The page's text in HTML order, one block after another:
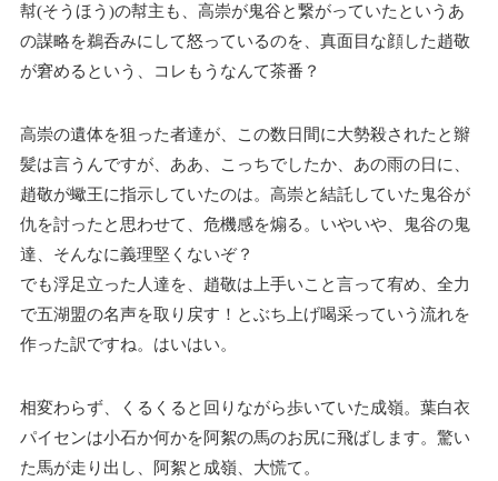
幇(そうほう)の幇主も、高崇が鬼谷と繋がっていたというあ
の謀略を鵜呑みにして怒っているのを、真面目な顔した趙敬
が窘めるという、コレもうなんて茶番？
高崇の遺体を狙った者達が、この数日間に大勢殺されたと辮
髪は言うんですが、ああ、こっちでしたか、あの雨の日に、
趙敬が蠍王に指示していたのは。高崇と結託していた鬼谷が
仇を討ったと思わせて、危機感を煽る。いやいや、鬼谷の鬼
達、そんなに義理堅くないぞ？
でも浮足立った人達を、趙敬は上手いこと言って宥め、全力
で五湖盟の名声を取り戻す！とぶち上げ喝采っていう流れを
作った訳ですね。はいはい。
相変わらず、くるくると回りながら歩いていた成嶺。葉白衣
パイセンは小石か何かを阿絮の馬のお尻に飛ばします。驚い
た馬が走り出し、阿絮と成嶺、大慌て。